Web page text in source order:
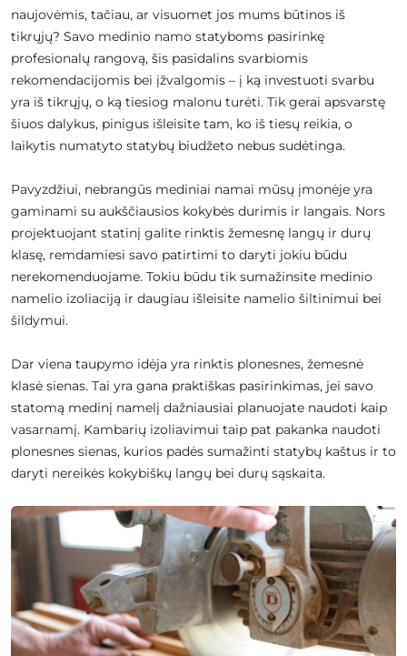
naujovėmis, tačiau, ar visuomet jos mums būtinos iš
tikrųjų? Savo medinio namo statyboms pasirinkę
profesionalų rangovą, šis pasidalins svarbiomis
rekomendacijomis bei įžvalgomis – į ką investuoti svarbu
yra iš tikrųjų, o ką tiesiog malonu turėti. Tik gerai apsvarstę
šiuos dalykus, pinigus išleisite tam, ko iš tiesų reikia, o
laikytis numatyto statybų biudžeto nebus sudėtinga.
Pavyzdžiui, nebrangūs mediniai namai mūsų įmonėje yra
gaminami su aukščiausios kokybės durimis ir langais. Nors
projektuojant statinį galite rinktis žemesnę langų ir durų
klasę, remdamiesi savo patirtimi to daryti jokiu būdu
nerekomenduojame. Tokiu būdu tik sumažinsite medinio
namelio izoliaciją ir daugiau išleisite namelio šiltinimui bei
šildymui.
Dar viena taupymo idėja yra rinktis plonesnes, žemesnė
klasė sienas. Tai yra gana praktiškas pasirinkimas, jei savo
statomą medinį namelį dažniausiai planuojate naudoti kaip
vasarnamį. Kambarių izoliavimui taip pat pakanka naudoti
plonesnes sienas, kurios padės sumažinti statybų kaštus ir to
daryti nereikės kokybiškų langų bei durų sąskaita.